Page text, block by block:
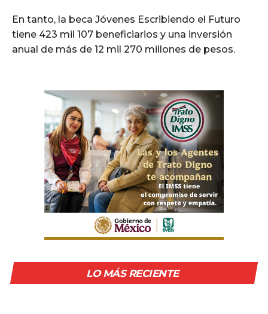
En tanto, la beca Jóvenes Escribiendo el Futuro
tiene 423 mil 107 beneficiarios y una inversión
anual de más de 12 mil 270 millones de pesos.
LO MÁS RECIENTE